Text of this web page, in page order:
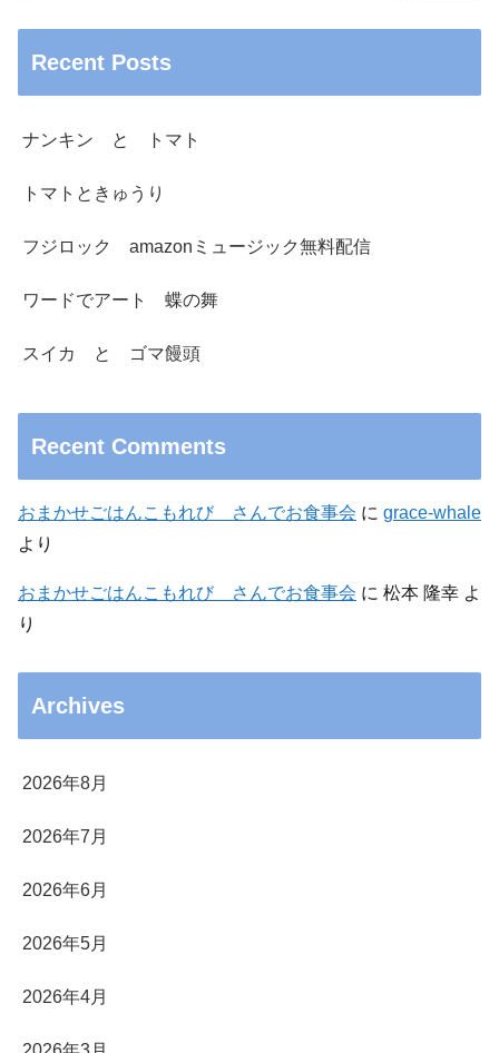
Recent Posts
ナンキン と トマト
トマトときゅうり
フジロック amazonミュージック無料配信
ワードでアート 蝶の舞
スイカ と ゴマ饅頭
Recent Comments
おまかせごはんこもれび さんでお食事会 に grace-whale
より
おまかせごはんこもれび さんでお食事会 に 松本 隆幸 よ
り
Archives
2026年8月
2026年7月
2026年6月
2026年5月
2026年4月